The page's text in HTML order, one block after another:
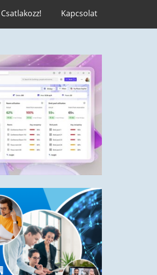
Csatlakozz! Kapcsolat
használata a
átláthatóság érdekében –
a Microsoft Places?